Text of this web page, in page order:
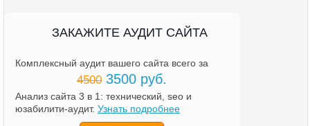
ЗАКАЖИТЕ АУДИТ САЙТА
Комплексный аудит вашего сайта всего за
4500 3500 руб.
Анализ сайта 3 в 1: технический, seo и
юзабилити-аудит. Узнать подробнее